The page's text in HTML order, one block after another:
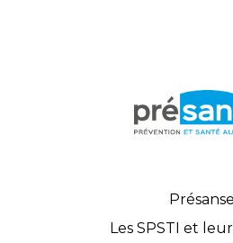
Présanse
Les SPSTI et